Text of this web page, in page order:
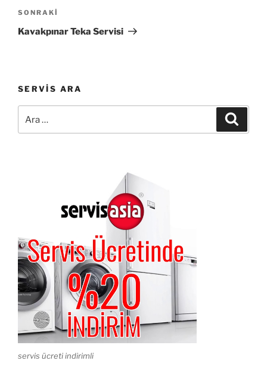
Sonraki
Yazı
SONRAKI
Kavakpınar Teka Servisi
SERVIS ARA
servis ücreti indirimli